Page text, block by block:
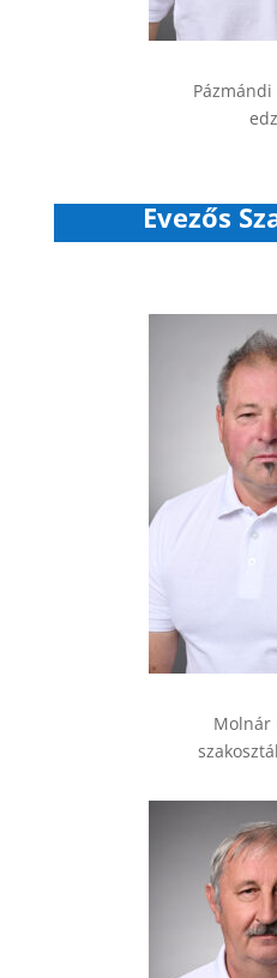
Evezős
Molnár